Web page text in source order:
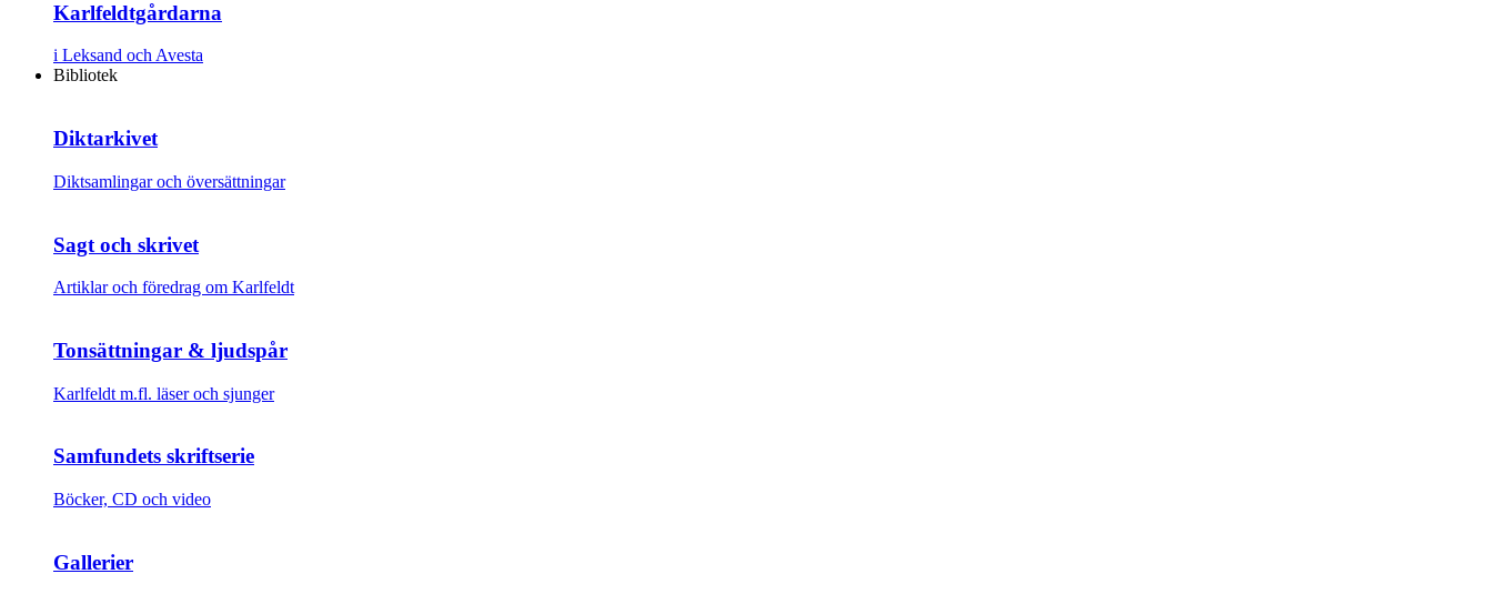
Karlfeldtgårdarna
i Leksand och Avesta
Bibliotek
Diktarkivet
Diktsamlingar och översättningar
Sagt och skrivet
Artiklar och föredrag om Karlfeldt
Tonsättningar & ljudspår
Karlfeldt m.fl. läser och sjunger
Samfundets skriftserie
Böcker, CD och video
Gallerier